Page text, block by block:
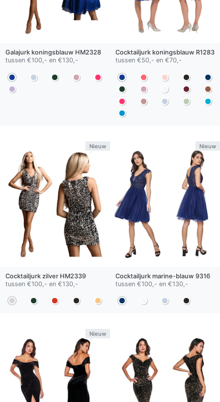
Galajurk koningsblauw HM2328
tussen €100,- en €130,-
Cocktailjurk koningsblauw R1283
tussen €50,- en €70,-
Nieuw
Cocktailjurk zilverHM2339
tussen €100,- en €130,-
Nieuw
Cocktailjurk marine-blauw 9316
tussen €100,- en €130,-
Nieuw